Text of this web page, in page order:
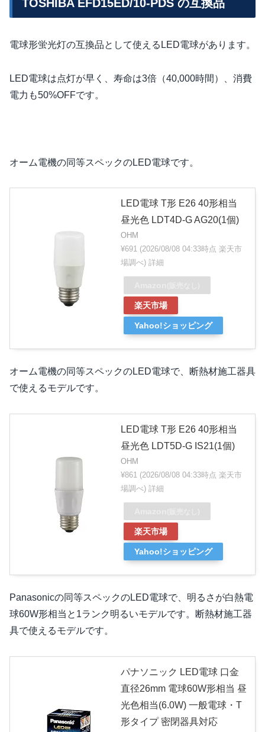
TOSHIBA EFD15ED/10-PDS の互換品
電球形蛍光灯の互換品として使えるLED電球があります。
LED電球は点灯が早く、寿命は3倍（40,000時間）、消費
電力も50%OFFです。
オーム電機の同等スペックのLED電球です。
LED電球 T形 E26 40形相当
昼光色 LDT4D-G AG20(1個)
OHM
¥691 (2026/08/08 04:33時点 楽天市
場調べ) 詳細
楽天市場
Yahoo!ショッピング
オーム電機の同等スペックのLED電球で、断熱材施工器具
で使えるモデルです。
LED電球 T形 E26 40形相当
昼光色 LDT5D-G IS21(1個)
OHM
¥861 (2026/08/08 04:33時点 楽天市
場調べ) 詳細
楽天市場
Yahoo!ショッピング
Panasonicの同等スペックのLED電球で、明るさが白熱電
球60W形相当と1ランク明るいモデルです。断熱材施工器
具で使えるモデルです。
パナソニック LED電球 口金
直径26mm 電球60W形相当 昼
光色相当(6.0W) 一般電球・T
形タイプ 密閉器具対応